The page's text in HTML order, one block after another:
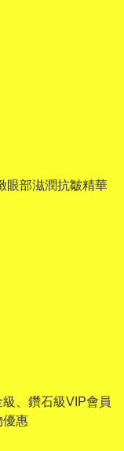
眼部滋潤抗皺精華
、鑽石級VIP會員
優惠